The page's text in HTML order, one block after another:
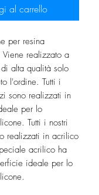
al carrello
per resina
realizzato a
alta qualità solo
l'ordine. Tutti i
sono realizzati in
per lo
Tutti i nostri
realizzati in acrilico
acrilico ha
ideale per lo